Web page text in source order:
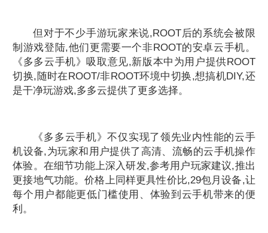
但对于不少手游玩家来说,ROOT后的系统会被限
制游戏登陆,他们更需要一个非ROOT的安卓云手机。
《多多云手机》吸取意见,新版本中为用户提供ROOT
切换,随时在ROOT/非ROOT环境中切换,想搞机DIY,还
是干净玩游戏,多多云提供了更多选择。
《多多云手机》不仅实现了领先业内性能的云手
机设备,为玩家和用户提供了高清、流畅的云手机操作
体验。在细节功能上深入研发,参考用户玩家建议,推出
更接地气功能。价格上同样更具性价比,29包月设备,让
每个用户都能更低门槛使用、体验到云手机带来的便
利。